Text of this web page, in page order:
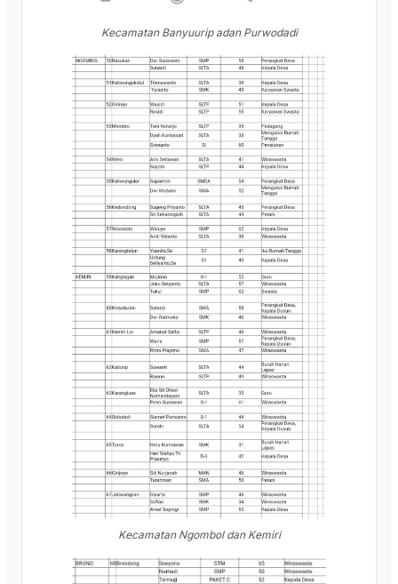
Kecamatan Banyuurip adan Purwodadi
Kecamatan Ngombol dan Kemiri